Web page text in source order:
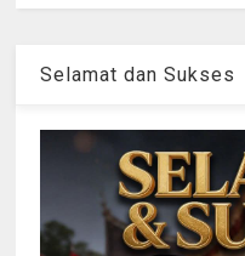
Selamat dan Sukses